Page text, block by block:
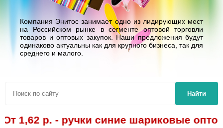
Компания Энитос занимает одно из лидирующих мест
на Российском рынке в сегменте оптовой торговли
товаров и оптовых закупок. Наши предложения будут
одинаково актуальны как для крупного бизнеса, так для
среднего и малого.
Найти
р. - ручки синие шариковые оптом!